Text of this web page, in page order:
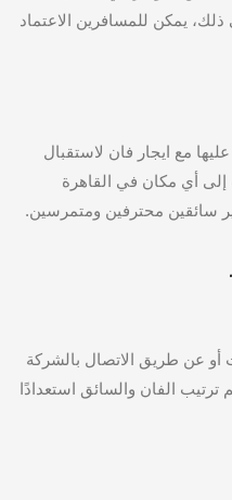
يمكن للمسافرين الاعتماد
مع ايجار فان لاستقبال
إلى أي مكان في القاهرة
سائقين محترفين ومتمرسين.
أو عن طريق الاتصال بالشركة
ترتيب الفان والسائق استعدادًا